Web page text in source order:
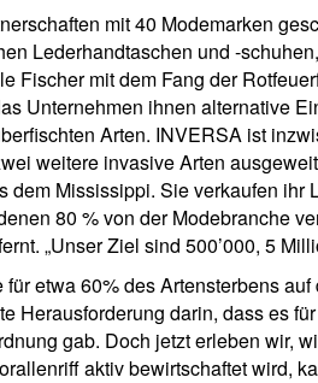
mit 40 Modemarken
Lederhandtaschen und -
Fischer mit dem Fang der
Unternehmen ihnen alternative
Arten. INVERSA ist
weitere invasive Arten
dem Mississippi. Sie verkaufen ihr
80 % von der Modebranche
„Unser Ziel sind 500’000, 5
etwa 60% des Artensterbens
Herausforderung darin, dass es
gab. Doch jetzt erleben wir,
aktiv bewirtschaftet wird,